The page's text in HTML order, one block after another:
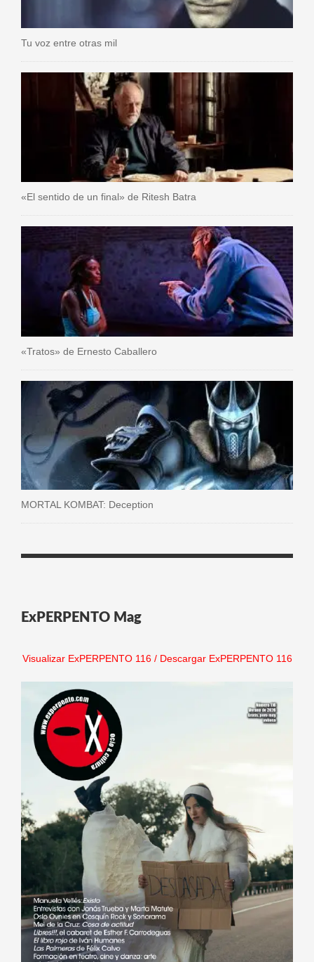
Tu voz entre otras mil
«El sentido de un final» de Ritesh Batra
«Tratos» de Ernesto Caballero
MORTAL KOMBAT: Deception
ExPERPENTO Mag
Visualizar ExPERPENTO 116/ Descargar ExPERPENTO 116